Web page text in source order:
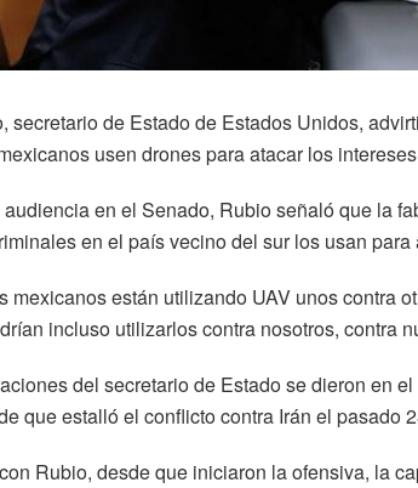
secretario de Estado de Estados Unidos,
usen drones para atacar los
en el Senado, Rubio señaló que la
en el país vecino del sur los usan para
mexicanos están utilizando UAV unos contra
incluso utilizarlos contra nosotros, contra
del secretario de Estado se dieron en
que estalló el conflicto contra Irán el pasado
Rubio, desde que iniciaron la ofensiva, la